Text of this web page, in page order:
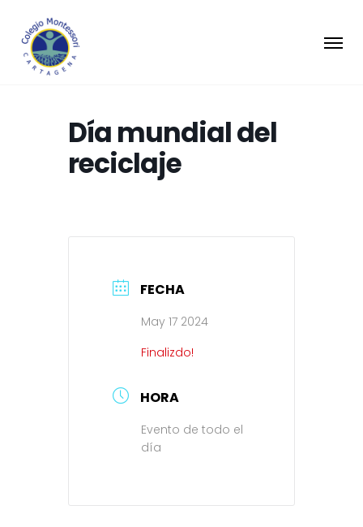
Día mundial del
reciclaje
FECHA
May 17 2024
Finalizdo!
HORA
Evento de todo el
día